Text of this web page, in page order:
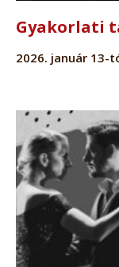
Gyakorlati
2026. január 13-